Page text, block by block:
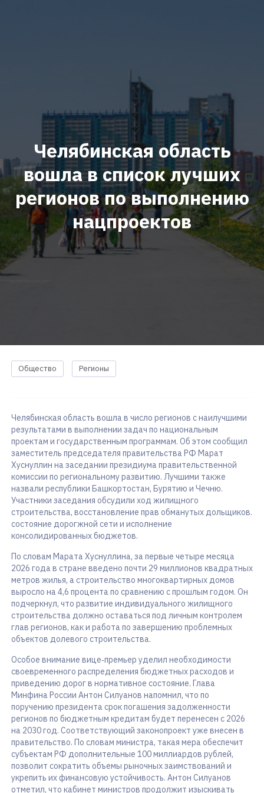
Челябинская область
вошла в список лучших
регионов по выполнению
нацпроектов
Общество Регионы
Челябинская область вошла в число регионов с наилучшими
результатами в выполнении задач по национальным
проектам и государственным программам. Об этом сообщил
заместитель председателя правительства РФ Марат
Хуснуллин на заседании президиума правительственной
комиссии по региональному развитию. Лучшими также
назвали республики Башкортостан, Бурятию и Чечню.
Участники заседания обсудили ход жилищного
строительства, восстановление прав обманутых дольщиков.
состояние дорогжной сети и исполнение
консолидированных бюджетов.
По словам Марата Хуснуллина, за первые четыре месяца
2026 года в стране введено почти 29 миллионов квадратных
метров жилья, а строительство многоквартирных домов
выросло на 4,6 процента по сравнению с прошлым годом. Он
подчеркнул, что развитие индивидуального жилищного
строительства должно оставаться под личным контролем
глав регионов, как и работа по завершению проблемных
объектов долевого строительства.
Особое внимание вице‑премьер уделил необходимости
своевременного распределения бюджетных расходов и
приведению дорог в нормативное состояние. Глава
Минфина России Антон Силуанов напомнил, что по
поручению президента срок погашения задолженности
регионов по бюджетным кредитам будет перенесен с 2026
на 2030 год. Соответствующий законопроект уже внесен в
правительство. По словам министра, такая мера обеспечит
субъектам РФ дополнительные 100 миллиардов рублей,
позволит сократить объемы рыночных заимствований и
укрепить их финансовую устойчивость. Антон Силуанов
отметил, что кабинет министров продолжит изыскивать